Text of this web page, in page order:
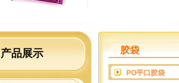
产品展示 胶袋
PO平口胶袋